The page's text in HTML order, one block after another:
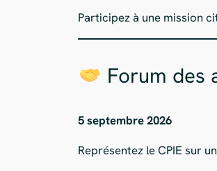
Participez à une mission
Forum des
5 septembre 2026
Représentez le CPIE sur